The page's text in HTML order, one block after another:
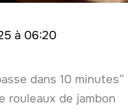
à 06:20
dans 10 minutes”
rouleaux de jambon